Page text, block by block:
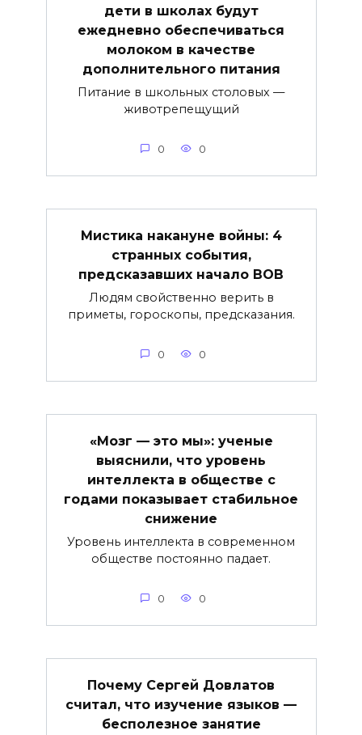
дети в школах будут
ежедневно обеспечиваться
молоком в качестве
дополнительного питания
Питание в школьных столовых —
животрепещущий
0 0
Мистика накануне войны: 4
странных события,
предсказавших начало ВОВ
Людям свойственно верить в
приметы, гороскопы, предсказания.
0 0
«Мозг — это мы»: ученые
выяснили, что уровень
интеллекта в обществе с
годами показывает стабильное
снижение
Уровень интеллекта в современном
обществе постоянно падает.
0 0
Почему Сергей Довлатов
считал, что изучение языков —
бесполезное занятие